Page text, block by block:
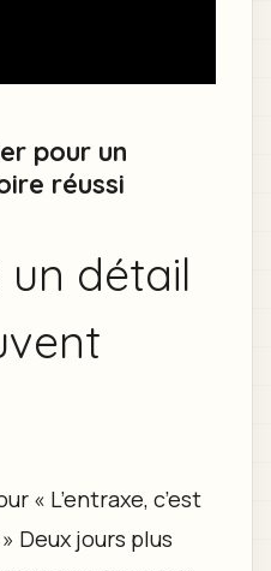
pour un
réussi
un détail
« L’entraxe, c’est
Deux jours plus